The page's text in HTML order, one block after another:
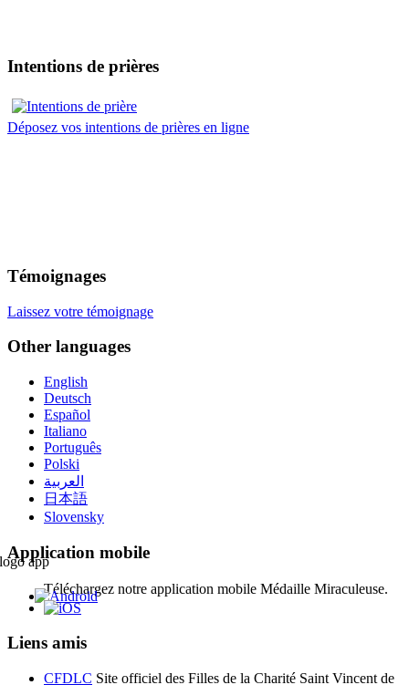
Intentions de prières
Déposez vos intentions de prières en ligne
Témoignages
Laissez votre témoignage
Other languages
English
Deutsch
Español
Italiano
Português
Polski
العربية
日本語
Slovensky
Application mobile
Téléchargez notre application mobile Médaille Miraculeuse.
Liens amis
CFDLC Site officiel des Filles de la Charité Saint Vincent de